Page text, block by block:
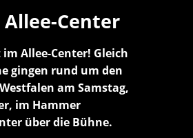
Allee-Center
Allee-Center! Gleich
gingen rund um den
am Samstag,
im Hammer
über die Bühne.